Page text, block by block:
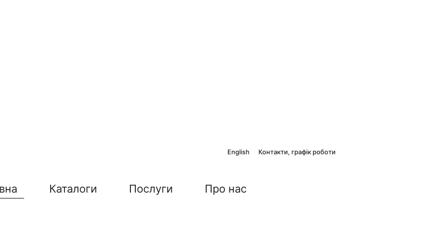
English Контакти, графік роботи
Каталоги Послуги Про нас